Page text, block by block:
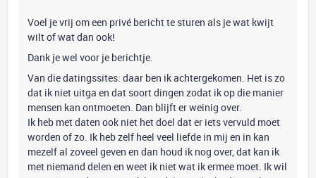
Voel je vrij om een privé bericht te sturen als je wat kwijt
wilt of wat dan ook!
Dank je wel voor je berichtje.
Van die datingssites: daar ben ik achtergekomen. Het is zo
dat ik niet uitga en dat soort dingen zodat ik op die manier
mensen kan ontmoeten. Dan blijft er weinig over.
Ik heb met daten ook niet het doel dat er iets vervuld moet
worden of zo. Ik heb zelf heel veel liefde in mij en in kan
mezelf al zoveel geven en dan houd ik nog over, dat kan ik
met niemand delen en weet ik niet wat ik ermee moet. Ik wil